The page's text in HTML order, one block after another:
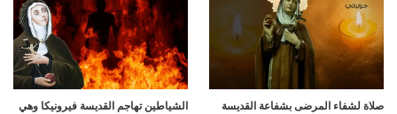
صلاة لشفاء المرضى بشفاعة القديسة
الشياطين تهاجم القديسة فيرونيكا وهي